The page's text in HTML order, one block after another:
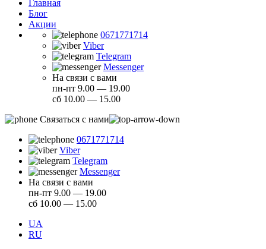
Главная
Блог
Акции
0671771714
Viber
Telegram
Messenger
На связи с вами
пн-пт 9.00 — 19.00
сб 10.00 — 15.00
Связаться с нами
0671771714
Viber
Telegram
Messenger
На связи с вами
пн-пт 9.00 — 19.00
сб 10.00 — 15.00
UA
RU